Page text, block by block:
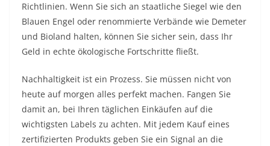
Richtlinien. Wenn Sie sich an staatliche Siegel wie den
Blauen Engel oder renommierte Verbände wie Demeter
und Bioland halten, können Sie sicher sein, dass Ihr
Geld in echte ökologische Fortschritte fließt.
Nachhaltigkeit ist ein Prozess. Sie müssen nicht von
heute auf morgen alles perfekt machen. Fangen Sie
damit an, bei Ihren täglichen Einkäufen auf die
wichtigsten Labels zu achten. Mit jedem Kauf eines
zertifizierten Produkts geben Sie ein Signal an die